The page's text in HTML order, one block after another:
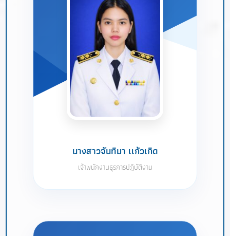
นางสาวจันทิมา เเก้วเกิด
เจ้าพนักงานธุรการปฏิบัติงาน